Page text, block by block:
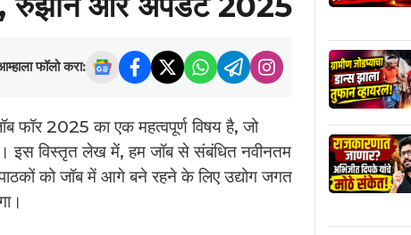
फॉलो करा:
फॉर 2025 का एक महत्वपूर्ण विषय है, जो
है। इस विस्तृत लेख में, हम जॉब से संबंधित नवीनतम
को जॉब में आगे बने रहने के लिए उद्योग जगत